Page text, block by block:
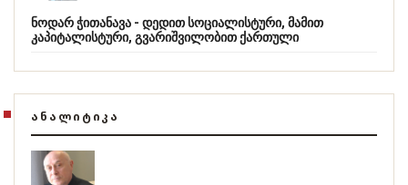
ნოდარ ჭითანავა - დედით სოციალისტური, მამით
კაპიტალისტური, გვარიშვილობით ქართული
ᲐᲜᲐᲚᲘᲢᲘᲙᲐ